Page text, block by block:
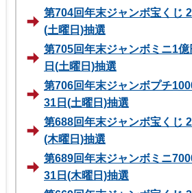
第704回年末ジャンボ宝くじ
(土曜日)抽選
第705回年末ジャンボミニ1
日(土曜日)抽選
第706回年末ジャンボプチ
31日(土曜日)抽選
第688回年末ジャンボ宝くじ
(木曜日)抽選
第689回年末ジャンボミニ
31日(木曜日)抽選